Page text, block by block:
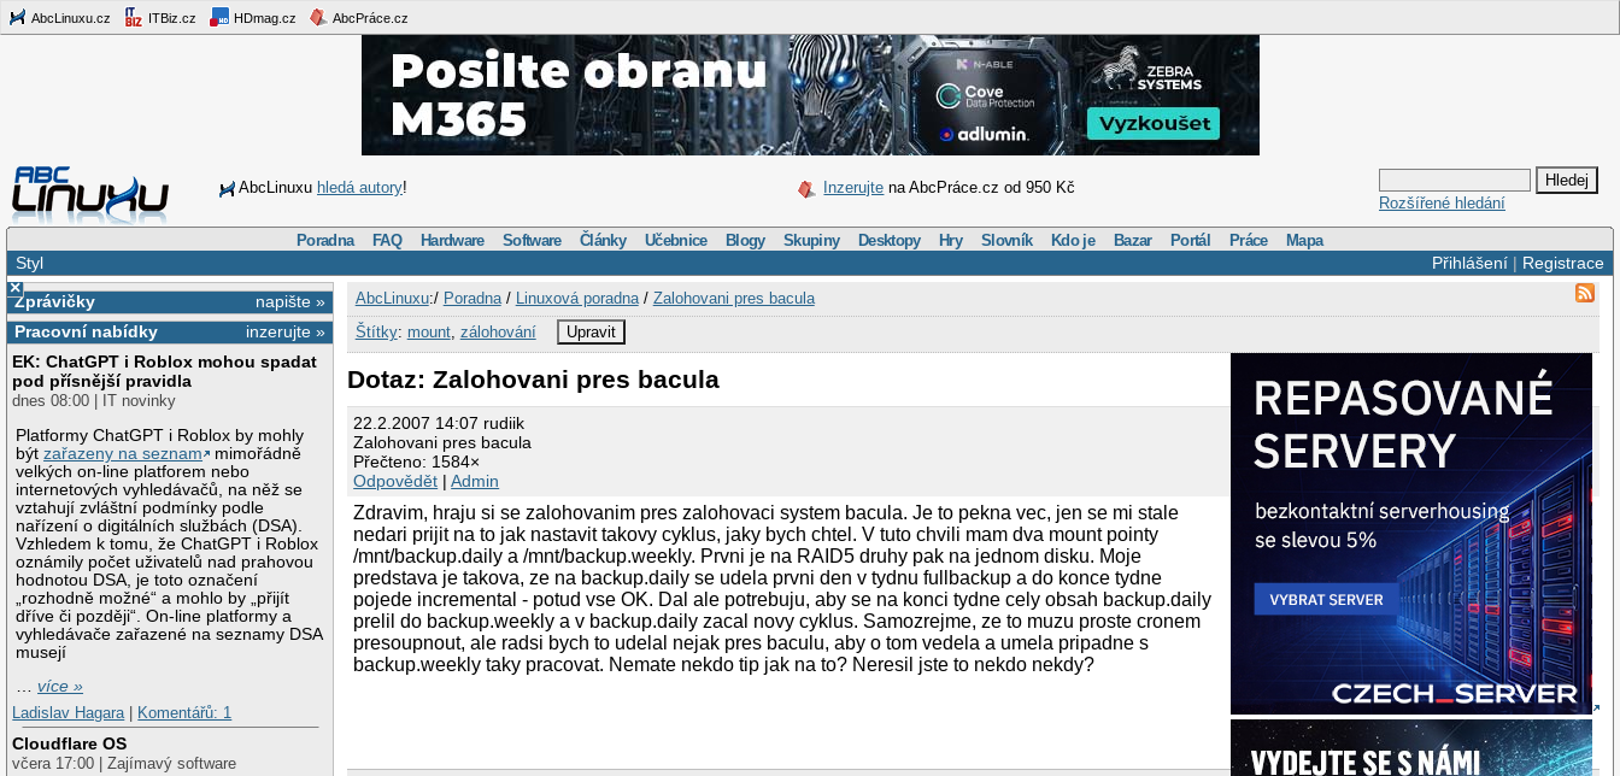
AbcLinuxu.cz ITBiz.cz HDmag.cz AbcPráce.cz
AbcLinuxu hledá autory! Inzerujte na AbcPráce.cz od 950 Kč
Rozšířené hledání
Poradna FAQ Hardware Software Články Učebnice Blogy Skupiny Desktopy Hry Slovník Kdo je Bazar Portál Práce Mapa
Přihlášení| Registrace
Styl
×
napište »
Zprávičky
inzerujte »
Pracovní nabídky
EK: ChatGPT i Roblox mohou spadat
pod přísnější pravidla
dnes 08:00 | IT novinky
Platformy ChatGPT i Roblox by mohly
býtzařazeny na seznam
mimořádně
velkých on-line platforem nebo
internetových vyhledávačů, na něž se
vztahují zvláštní podmínky podle
nařízení o digitálních službách (DSA).
Vzhledem k tomu, že ChatGPT i Roblox
oznámily počet uživatelů nad prahovou
hodnotou DSA, je toto označení
„rozhodně možné“ a mohlo by „přijít
dříve či později“. On-line platformy a
vyhledávače zařazené na seznamy DSA
musejí
…více »
Ladislav Hagara
Komentářů: 1
Cloudflare OS
včera 17:00 | Zajímavý software
AbcLinuxu:/ Poradna/ Linuxová poradna/ Zalohovani pres bacula
Štítky: mount, zálohování Upravit
Dotaz: Zalohovani pres bacula
22.2.2007 14:07 rudiik
Zalohovani pres bacula
Přečteno: 1584×
Odpovědět |Admin
Zdravim, hraju si se zalohovanim pres zalohovaci system bacula. Je to pekna vec, jen se mi stale
nedari prijit na to jak nastavit takovy cyklus, jaky bych chtel. V tuto chvili mam dva mount pointy
/mnt/backup.daily a /mnt/backup.weekly. Prvni je na RAID5 druhy pak na jednom disku. Moje
predstava je takova, ze na backup.daily se udela prvni den v tydnu fullbackup a do konce tydne
pojede incremental - potud vse OK. Dal ale potrebuju, aby se na konci tydne cely obsah backup.daily
prelil do backup.weekly a v backup.daily zacal novy cyklus. Samozrejme, ze to muzu proste cronem
presoupnout, ale radsi bych to udelal nejak pres baculu, aby o tom vedela a umela pripadne s
backup.weekly taky pracovat. Nemate nekdo tip jak na to? Neresil jste to nekdo nekdy?